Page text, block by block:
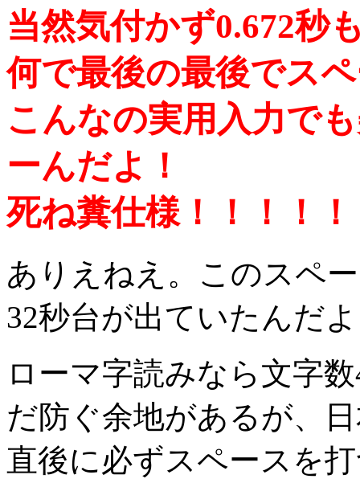
当然気付かず0.672秒
何で最後の最後でス
こんなの実用入力で
ーんだよ！
死ね糞仕様！！！！！
ありえねえ。このスペ
32秒台が出ていたんだ
ローマ字読みなら文字
だ防ぐ余地があるが、
直後に必ずスペースを